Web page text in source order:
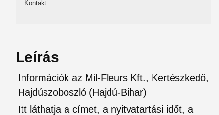
Kontakt
Leírás
Információk az Mil-Fleurs Kft., Kertészkedő,
Hajdúszoboszló (Hajdú-Bihar)
Itt láthatja a címet, a nyitvatartási időt, a